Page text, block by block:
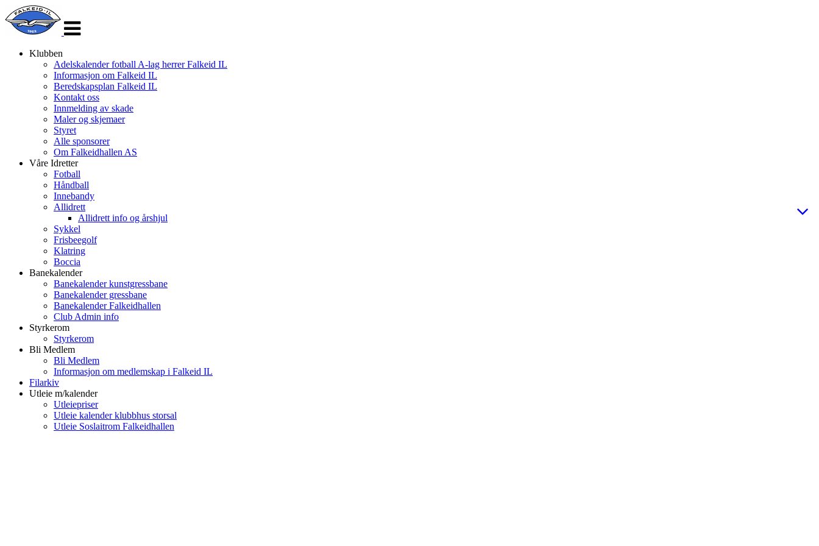
navigasjon
Klubben
Adelskalender fotball A-lag herrer Falkeid IL
Informasjon om Falkeid IL
Beredskapsplan Falkeid IL
Kontakt oss
Innmelding av skade
Maler og skjemaer
Styret
Alle sponsorer
Om Falkeidhallen AS
Våre Idretter
Fotball
Håndball
Innebandy
Allidrett
Allidrett info og årshjul
Sykkel
Frisbeegolf
Klatring
Boccia
Banekalender
Banekalender kunstgressbane
Banekalender gressbane
Banekalender Falkeidhallen
Club Admin info
Styrkerom
Styrkerom
Bli Medlem
Bli Medlem
Informasjon om medlemskap i Falkeid IL
Filarkiv
Utleie m/kalender
Utleiepriser
Utleie kalender klubbhus storsal
Utleie Soslaitrom Falkeidhallen